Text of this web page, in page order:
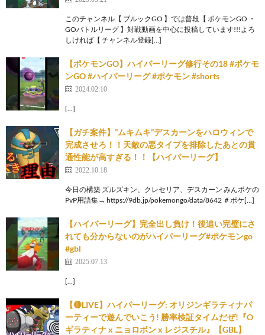
このチャンネル【 ブルックGO 】では普段【 ポケモンGO ・
GOバトルリーグ 】対戦動画を中心に投稿しています!!!よろ
しければ【 チャンネル登録[…]
【ポケモンGO】ハイパーリーグ修行その18 #ポケモ
ンGO #ハイパーリーグ #ポケモン #shorts
2024.02.10
[…]
【ガチ案件】”ムキムキ”デスカーンをハロウィンで
完成させろ！！天敵の悪タイプを排除したあとの貫
通性能が高すぎる！！【ハイパーリーグ】
2022.10.18
今日の構築 ズルズキン、クレセリア、デスカーン みんポケの
PvP用語集→ https://9db.jp/pokemongo/data/8642 ＃ポケ[…]
【ハイパーリーグ】完全出し負け！後追い完璧にさ
れても分からないのがハイパーリーグ#ポケモンgo
#gbl
2025.07.13
[…]
【🔴LIVE】ハイパーリーグ: オリジンギラティナパ
ーティーで遊んでいこう! 勝率検証タイムだぜ!『O
ギラティナ x ニョロボン x レジスチル』【GBL】